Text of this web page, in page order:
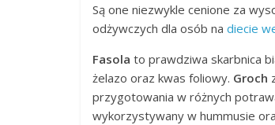
Są one niezwykle cenione za
odżywczych dla osób na diecie
Fasola to prawdziwa skarbnica
żelazo oraz kwas foliowy. Groch
przygotowania w różnych
wykorzystywany w hummusie